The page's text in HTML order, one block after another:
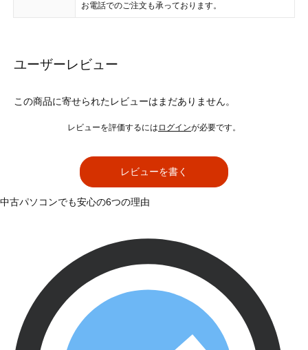
お電話でのご注文も承っております。
ユーザーレビュー
この商品に寄せられたレビューはまだありません。
レビューを評価するには ログインが必要です。
レビューを書く
中古パソコンでも安心の6つの理由